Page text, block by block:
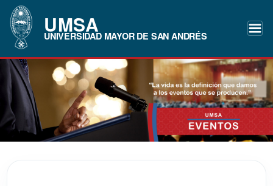
UMSA
UNIVERSIDAD MAYOR DE SAN ANDRÉS